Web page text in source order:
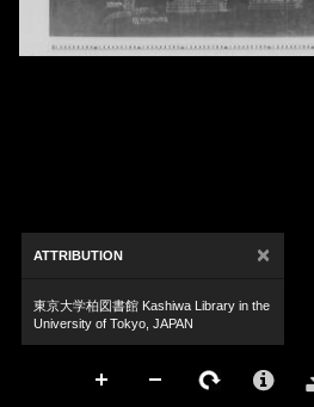
ATTRIBUTION ×
東京大学柏図書館 Kashiwa Library in the
University of Tokyo, JAPAN